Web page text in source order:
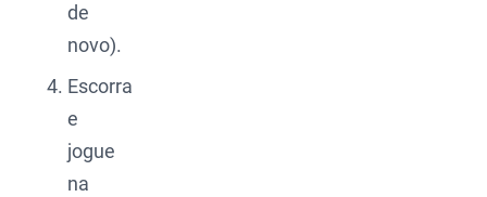
de
novo).
Escorra
e
jogue
na